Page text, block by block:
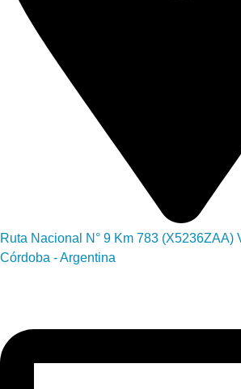
Ruta Nacional N° 9 Km 783 (X5236ZAA)
Córdoba - Argentina